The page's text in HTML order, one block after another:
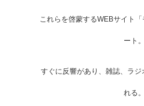
これらを啓蒙するWEBサイト
ート。
すぐに反響があり、雑誌、ラ
れる。